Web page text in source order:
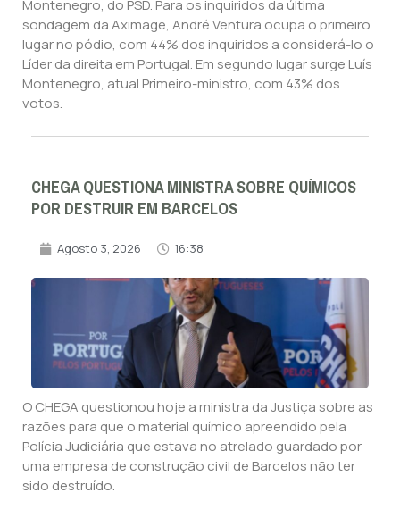
Montenegro, do PSD. Para os inquiridos da última
sondagem da Aximage, André Ventura ocupa o primeiro
lugar no pódio, com 44% dos inquiridos a considerá-lo o
Líder da direita em Portugal. Em segundo lugar surge Luís
Montenegro, atual Primeiro-ministro, com 43% dos
votos.
CHEGA QUESTIONA MINISTRA SOBRE QUÍMICOS
POR DESTRUIR EM BARCELOS
Agosto 3, 2026 16:38
O CHEGA questionou hoje a ministra da Justiça sobre as
razões para que o material químico apreendido pela
Polícia Judiciária que estava no atrelado guardado por
uma empresa de construção civil de Barcelos não ter
sido destruído.